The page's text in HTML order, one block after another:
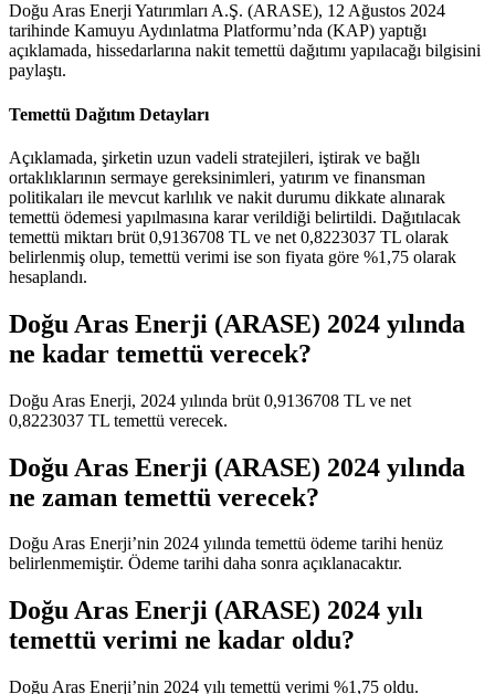
Doğu Aras Enerji Yatırımları A.Ş. (ARASE), 12 Ağustos 2024
tarihinde Kamuyu Aydınlatma Platformu’nda (KAP) yaptığı
açıklamada, hissedarlarına nakit temettü dağıtımı yapılacağı bilgisini
paylaştı.
Temettü Dağıtım Detayları
Açıklamada, şirketin uzun vadeli stratejileri, iştirak ve bağlı
ortaklıklarının sermaye gereksinimleri, yatırım ve finansman
politikaları ile mevcut karlılık ve nakit durumu dikkate alınarak
temettü ödemesi yapılmasına karar verildiği belirtildi. Dağıtılacak
temettü miktarı brüt 0,9136708 TL ve net 0,8223037 TL olarak
belirlenmiş olup, temettü verimi ise son fiyata göre %1,75 olarak
hesaplandı.
Doğu Aras Enerji (ARASE) 2024 yılında
ne kadar temettü verecek?
Doğu Aras Enerji, 2024 yılında brüt 0,9136708 TL ve net
0,8223037 TL temettü verecek.
Doğu Aras Enerji (ARASE) 2024 yılında
ne zaman temettü verecek?
Doğu Aras Enerji’nin 2024 yılında temettü ödeme tarihi henüz
belirlenmemiştir. Ödeme tarihi daha sonra açıklanacaktır.
Doğu Aras Enerji (ARASE) 2024 yılı
temettü verimi ne kadar oldu?
Doğu Aras Enerji’nin 2024 yılı temettü verimi %1,75 oldu.